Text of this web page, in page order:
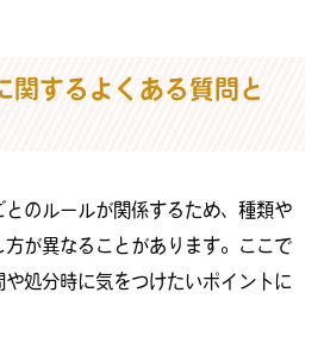
関するよくある質問と
のルールが関係するため、種類や
が異なることがあります。ここで
処分時に気をつけたいポイントに